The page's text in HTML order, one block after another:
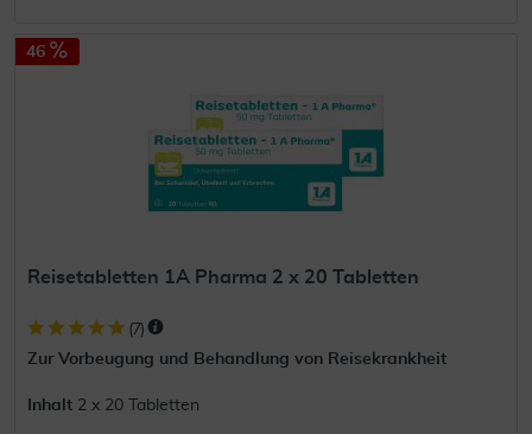
46
Reisetabletten 1A Pharma 2 x 20 Tabletten
(7)
Zur Vorbeugung und Behandlung von Reisekrankheit
Inhalt 2 x 20 Tabletten